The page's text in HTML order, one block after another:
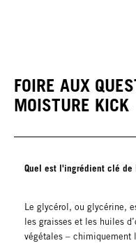
FOIRE AUX
MOISTURE KICK
Quel est l'ingrédient clé de
Le glycérol, ou glycérine,
les graisses et les huiles
végétales – chimiquement